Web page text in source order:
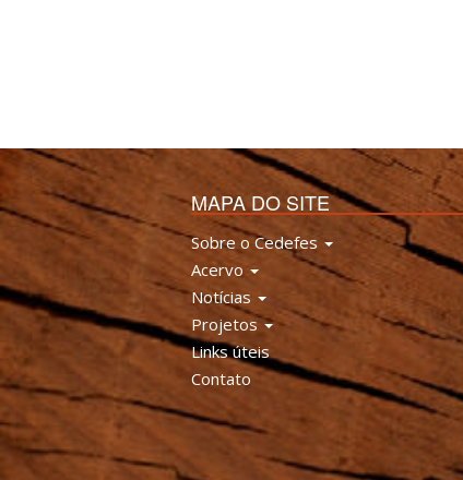
MAPA DO SITE
Sobre o Cedefes
Acervo
Notícias
Projetos
Links úteis
Contato